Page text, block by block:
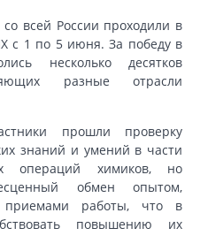
всей России проходили в
с 1 по 5 июня. За победу в
несколько десятков
разные отрасли
прошли проверку
знаний и умений в части
операций химиков, но
обмен опытом,
работы, что в
повышению их